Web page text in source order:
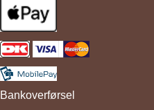
Bankoverførsel